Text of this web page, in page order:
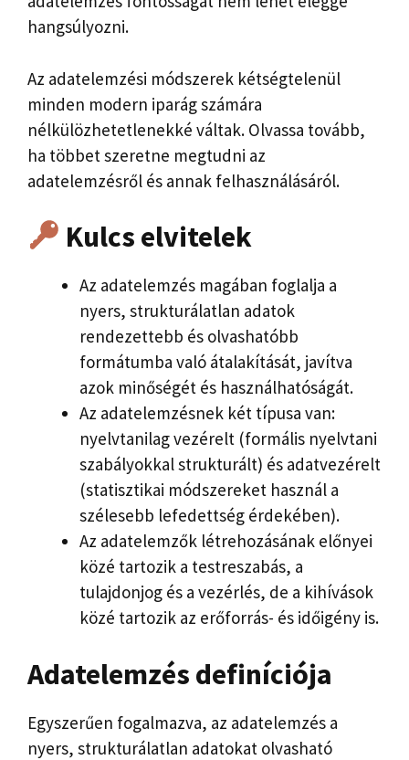
hangsúlyozni.
Az adatelemzési módszerek kétségtelenül
minden modern iparág számára
nélkülözhetetlenekké váltak. Olvassa tovább,
ha többet szeretne megtudni az
adatelemzésről és annak felhasználásáról.
Kulcs elvitelek
Az adatelemzés magában foglalja a
nyers, strukturálatlan adatok
rendezettebb és olvashatóbb
formátumba való átalakítását, javítva
azok minőségét és használhatóságát.
Az adatelemzésnek két típusa van:
nyelvtanilag vezérelt (formális nyelvtani
szabályokkal strukturált) és adatvezérelt
(statisztikai módszereket használ a
szélesebb lefedettség érdekében).
Az adatelemzők létrehozásának előnyei
közé tartozik a testreszabás, a
tulajdonjog és a vezérlés, de a kihívások
közé tartozik az erőforrás- és időigény is.
Adatelemzés definíciója
Egyszerűen fogalmazva, az adatelemzés a
nyers, strukturálatlan adatokat olvasható